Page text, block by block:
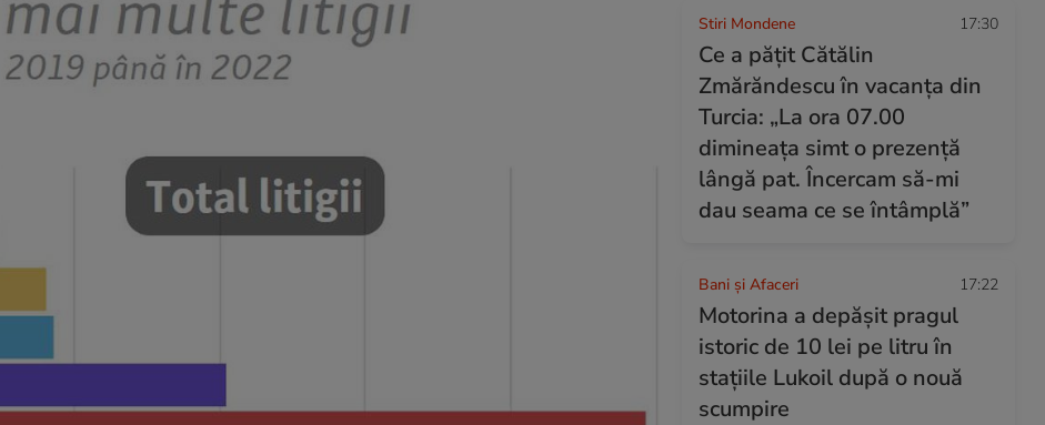
Stiri Mondene 17:30
Ce a pățit Cătălin
Zmărăndescu în vacanța din
Turcia: „La ora 07.00
dimineața simt o prezență
lângă pat. Încercam să-mi
dau seama ce se întâmplă”
Bani și Afaceri 17:22
Motorina a depășit pragul
istoric de 10 lei pe litru în
stațiile Lukoil după o nouă
scumpire